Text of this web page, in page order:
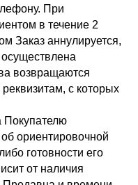
При
в течение 2
Заказ аннулируется,
возвращаются
с которых
Покупателю
ориентировочной
готовности его
от наличия